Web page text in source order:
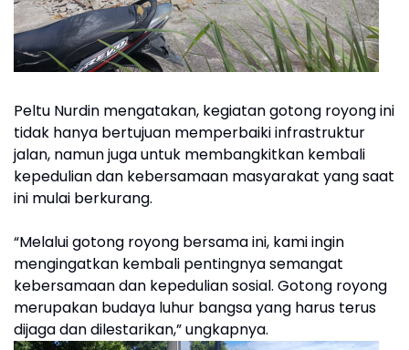
Peltu Nurdin mengatakan, kegiatan gotong royong ini
tidak hanya bertujuan memperbaiki infrastruktur
jalan, namun juga untuk membangkitkan kembali
kepedulian dan kebersamaan masyarakat yang saat
ini mulai berkurang.
“Melalui gotong royong bersama ini, kami ingin
mengingatkan kembali pentingnya semangat
kebersamaan dan kepedulian sosial. Gotong royong
merupakan budaya luhur bangsa yang harus terus
dijaga dan dilestarikan,” ungkapnya.